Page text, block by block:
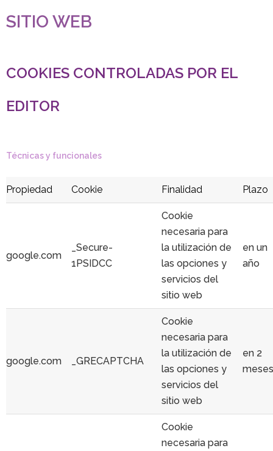
SITIO WEB
COOKIES CONTROLADAS POR EL
EDITOR
Técnicas y funcionales
Propiedad Cookie Finalidad Plazo
google.com
_Secure-
1PSIDCC
Cookie
necesaria para
la utilización de
las opciones y
servicios del
sitio web
en un
año
google.com _GRECAPTCHA
Cookie
necesaria para
la utilización de
las opciones y
servicios del
sitio web
en 2
meses
Cookie
necesaria para